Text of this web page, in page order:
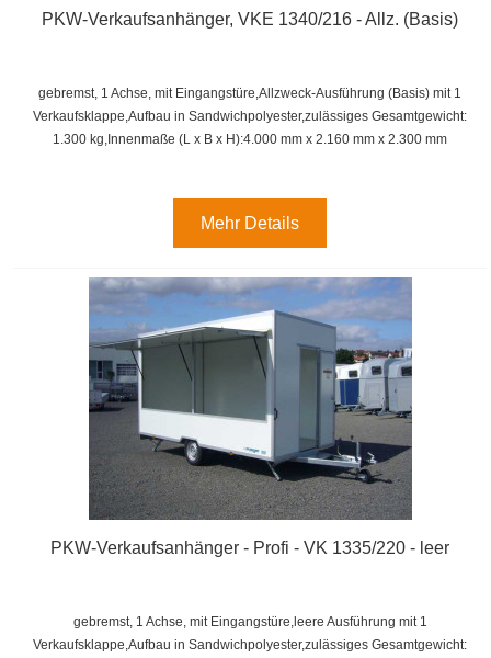
PKW-Verkaufsanhänger, VKE 1340/216 - Allz. (Basis)
gebremst, 1 Achse, mit Eingangstüre,Allzweck-Ausführung (Basis) mit 1
Verkaufsklappe,Aufbau in Sandwichpolyester,zulässiges Gesamtgewicht:
1.300 kg, Innenmaße (L x B x H):4.000 mm x 2.160 mm x 2.300 mm
Mehr Details
PKW-Verkaufsanhänger - Profi - VK 1335/220 - leer
gebremst, 1 Achse, mit Eingangstüre,leere Ausführung mit 1
Verkaufsklappe,Aufbau in Sandwichpolyester,zulässiges Gesamtgewicht: